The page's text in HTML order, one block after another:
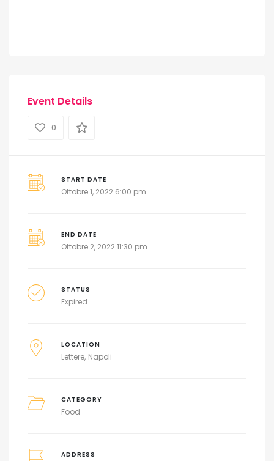
Event Details
0
START DATE
Ottobre 1, 2022 6:00 pm
END DATE
Ottobre 2, 2022 11:30 pm
STATUS
Expired
LOCATION
Lettere Napoli
CATEGORY
Food
ADDRESS